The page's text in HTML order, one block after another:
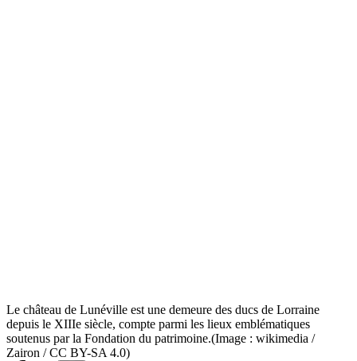
Le château de Lunéville est une demeure des ducs de Lorraine
depuis le XIIIe siècle, compte parmi les lieux emblématiques
soutenus par la Fondation du patrimoine.(Image : wikimedia /
Zairon / CC BY-SA 4.0)